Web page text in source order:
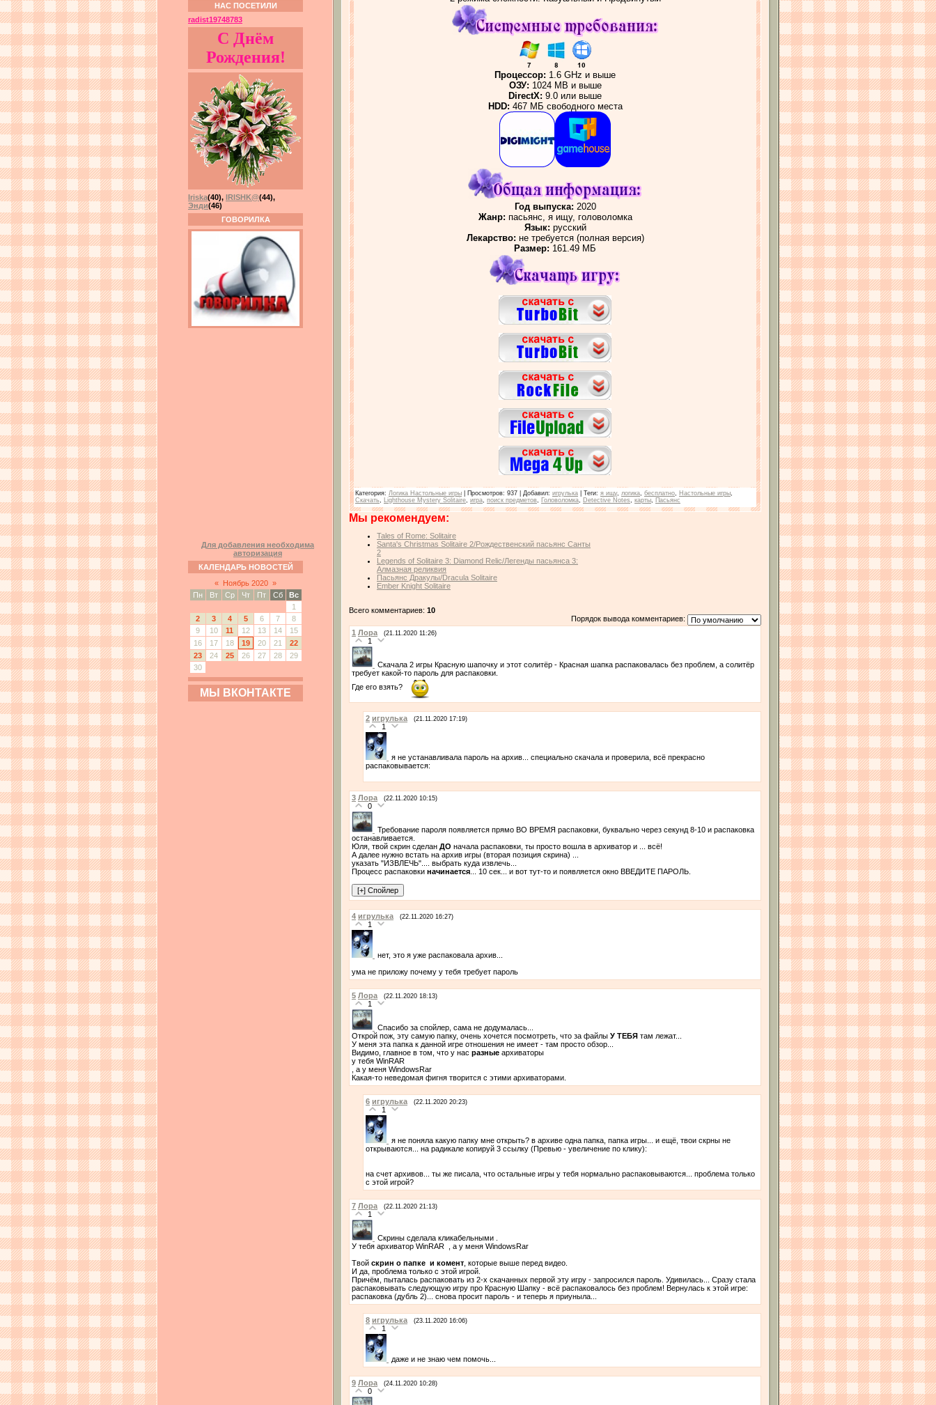
НАС ПОСЕТИЛИ
radist19748783
С Днём
Рождения!
Iriska(40), IRISHK@(44),
Энди(46)
ГОВОРИЛКА
Для добавления необходима
авторизация
КАЛЕНДАРЬ НОВОСТЕЙ
«
Ноябрь 2020 »
Пн
Вт Ср Чт Пт Сб
Вс
1
2
3 4 5 6 7
8
9
10 11 12 13 14
15
16
17 18 19 20 21
22
23
24 25 26 27 28
29
30
МЫ ВКОНТАКТЕ
Процессор: 1.6 GHz и выше
ОЗУ: 1024 MB и выше
DirectX: 9.0 или выше
HDD: 467 МБ свободного места
Год выпуска: 2020
Жанр: пасьянс, я ищу, головоломка
Язык: русский
Лекарство: не требуется (полная версия)
Размер: 161.49 МБ
Категория: Логика Настольные игры Просмотров: 937 | Добавил: игрулька Теги: я ищу, логика бесплатно Настольные игры
Скачать
Lighthouse Mystery Solitaire игра поиск предметов Головоломка Detective Notes карты Пасьянс
Мы рекомендуем:
Tales of Rome: Solitaire
Santa's Christmas Solitaire 2/Рождественский пасьянс Санты
2
Legends of Solitaire 3: Diamond Relic/Легенды пасьянса 3:
Алмазная реликвия
Пасьянс Дракулы/Dracula Solitaire
Ember Knight Solitaire
Всего комментариев: 10
Порядок вывода комментариев:
1 Лора (21.11.2020 11:26)
1
Скачала 2 игры Красную шапочку и этот солитёр - Красная шапка распаковалась без проблем, а солитёр
требует какой-то пароль для распаковки.
Где его взять?
2 игрулька (21.11.2020 17:19)
1
я не устанавливала пароль на архив... специально скачала и проверила, всё прекрасно
распаковывается:
3 Лора (22.11.2020 10:15)
0
Требование пароля появляется прямо ВО ВРЕМЯ распаковки, буквально через секунд 8-10 и распаковка
останавливается.
Юля, твой скрин сделан ДО начала распаковки, ты просто вошла в архиватор и ... всё!
А далее нужно встать на архив игры (вторая позиция скрина) ...
указать "ИЗВЛЕЧЬ".... выбрать куда извлечь...
Процесс распаковки начинается ... 10 сек... и вот тут-то и появляется окно ВВЕДИТЕ ПАРОЛЬ.
4 игрулька (22.11.2020 16:27)
1
нет, это я уже распаковала архив...
ума не приложу почему у тебя требует пароль
5 Лора (22.11.2020 18:13)
1
Спасибо за спойлер, сама не додумалась...
Открой пож, эту самую папку, очень хочется посмотреть, что за файлы У ТЕБЯ там лежат...
У меня эта папка к данной игре отношения не имеет - там просто обзор...
Видимо, главное в том, что у нас разные архиваторы
у тебя WinRAR
, а у меня WindowsRar
Какая-то неведомая фигня творится с этими архиваторами.
6 игрулька (22.11.2020 20:23)
1
я не поняла какую папку мне открыть? в архиве одна папка, папка игры... и ещё, твои скрны не
открываются... на радикале копируй 3 ссылку (Превью - увеличение по клику):
на счет архивов... ты же писала, что остальные игры у тебя нормально распаковываются... проблема только
с этой игрой?
7 Лора (22.11.2020 21:13)
1
Скрины сделала кликабельными .
У тебя архиватор WinRAR
, а у меня WindowsRar
Твой скрин о папке и комент , которые выше перед видео.
И да, проблема только с этой игрой.
Причём, пыталась распаковать из 2-х скачанных первой эту игру - запросился пароль. Удивилась... Сразу стала
распаковывать следующую игру про Красную Шапку - всё распаковалось без проблем! Вернулась к этой игре:
распаковка (дубль 2)... снова просит пароль - и теперь я приуныла...
8 игрулька (23.11.2020 16:06)
1
даже и не знаю чем помочь...
9 Лора (24.11.2020 10:28)
0